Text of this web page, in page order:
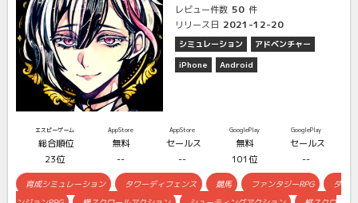
レビュー件数 50 件
リリース日 2021-12-20
シミュレーション
アドベンチャー
iPhone
Android
エスピーゲーム
総合順位
23位
AppStore
無料
--
AppStore
セールス
--
GooglePlay
無料
101位
GooglePlay
セールス
--
育成シミュレーション タワーディフェンス 競馬 ファンタジーRPG
ダ